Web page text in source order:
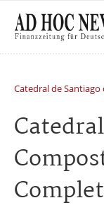
Catedral de